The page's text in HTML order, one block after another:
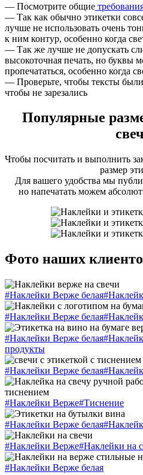
— Посмотрите общие
— Так как обычно этикетки
лучше не использовать очень
к ним контур, особенно когда
— Так же лучше не допускать
высокоточная печать, но буквы
пропечататься, особенно когда
— Проверьте, чтобы тексты
чтобы не зарезались
Популярные
Чтобы посчитать и выполнить
размер
Для вашего удобства мы
но напечатать можем
Фото наших
#Наклейки Верже белая
#Наклейки Верже белая
#Наклейки Верже белая
продукты
#Наклейки Верже белая
#Наклейки Верже#Тиснение
#Наклейки Верже белая
#Наклейки Верже#Наклейки на
#Наклейки Верже белая